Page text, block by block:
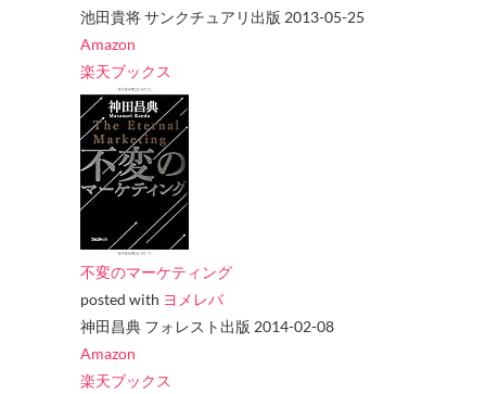
池田貴将 サンクチュアリ出版 2013-05-25
Amazon
楽天ブックス
不変のマーケティング
posted with ヨメレバ
神田昌典 フォレスト出版 2014-02-08
Amazon
楽天ブックス